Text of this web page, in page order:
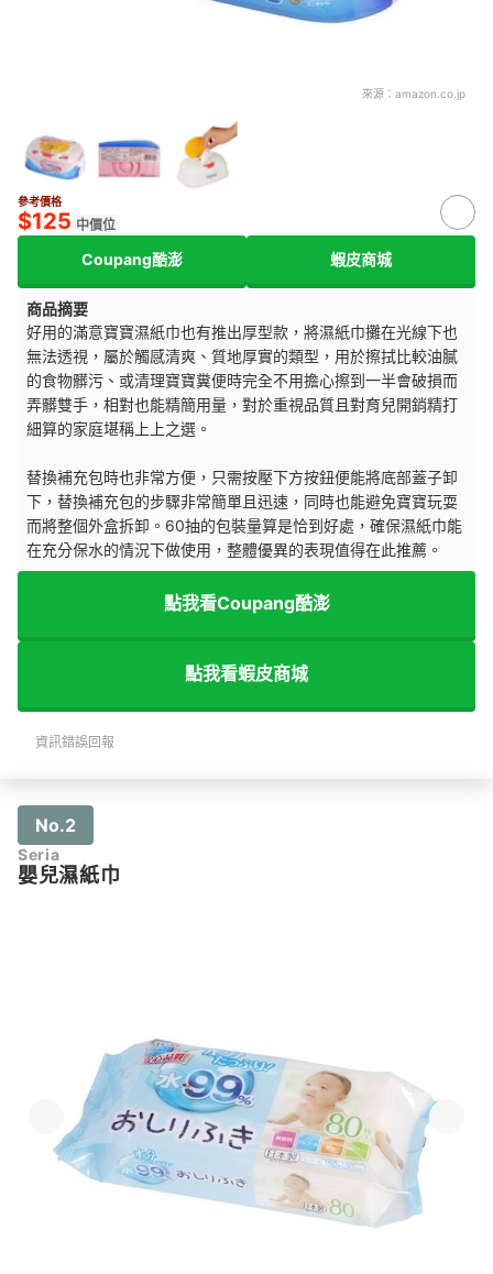
來源： amazon.co.jp
參考價格
$125 中價位
Coupang酷澎 蝦皮商城
商品摘要
好用的滿意寶寶濕紙巾也有推出厚型款，將濕紙巾攤在光線下也
無法透視，屬於觸感清爽、質地厚實的類型，用於擦拭比較油膩
的食物髒污、或清理寶寶糞便時完全不用擔心擦到一半會破損而
弄髒雙手，相對也能精簡用量，對於重視品質且對育兒開銷精打
細算的家庭堪稱上上之選。
替換補充包時也非常方便，只需按壓下方按鈕便能將底部蓋子卸
下，替換補充包的步驟非常簡單且迅速，同時也能避免寶寶玩耍
而將整個外盒拆卸。60抽的包裝量算是恰到好處，確保濕紙巾能
在充分保水的情況下做使用，整體優異的表現值得在此推薦。
點我看Coupang酷澎
點我看蝦皮商城
資訊錯誤回報
No.2
Seria
嬰兒濕紙巾